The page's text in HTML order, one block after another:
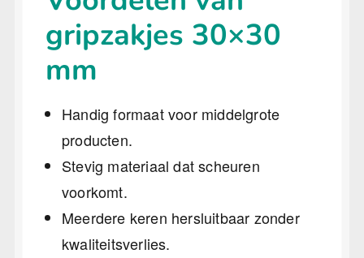
gripzakjes 30×30
mm
Handig formaat voor middelgrote
producten.
Stevig materiaal dat scheuren
voorkomt.
Meerdere keren hersluitbaar zonder
kwaliteitsverlies.